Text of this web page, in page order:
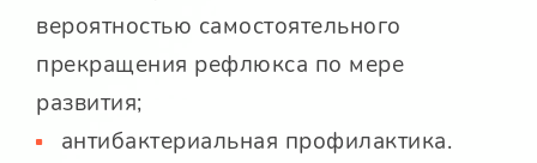
вероятностью самостоятельного
прекращения рефлюкса по мере
развития;
антибактериальная профилактика.